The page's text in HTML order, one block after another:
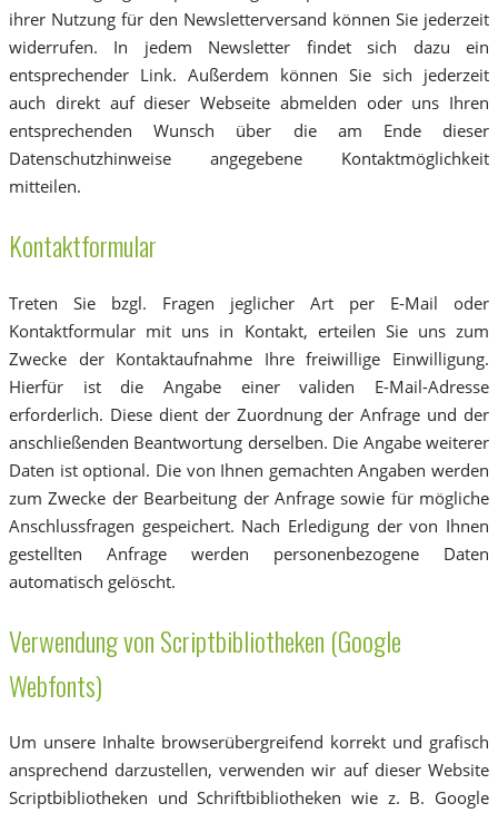
ihrer Nutzung für den Newsletterversand können Sie jederzeit
widerrufen. In jedem Newsletter findet sich dazu ein
entsprechender Link. Außerdem können Sie sich jederzeit
auch direkt auf dieser Webseite abmelden oder uns Ihren
entsprechenden Wunsch über die am Ende dieser
Datenschutzhinweise angegebene Kontaktmöglichkeit
mitteilen.
Kontaktformular
Treten Sie bzgl. Fragen jeglicher Art per E-Mail oder
Kontaktformular mit uns in Kontakt, erteilen Sie uns zum
Zwecke der Kontaktaufnahme Ihre freiwillige Einwilligung.
Hierfür ist die Angabe einer validen E-Mail-Adresse
erforderlich. Diese dient der Zuordnung der Anfrage und der
anschließenden Beantwortung derselben. Die Angabe weiterer
Daten ist optional. Die von Ihnen gemachten Angaben werden
zum Zwecke der Bearbeitung der Anfrage sowie für mögliche
Anschlussfragen gespeichert. Nach Erledigung der von Ihnen
gestellten Anfrage werden personenbezogene Daten
automatisch gelöscht.
Verwendung von Scriptbibliotheken (Google
Webfonts)
Um unsere Inhalte browserübergreifend korrekt und grafisch
ansprechend darzustellen, verwenden wir auf dieser Website
Scriptbibliotheken und Schriftbibliotheken wie z. B. Google